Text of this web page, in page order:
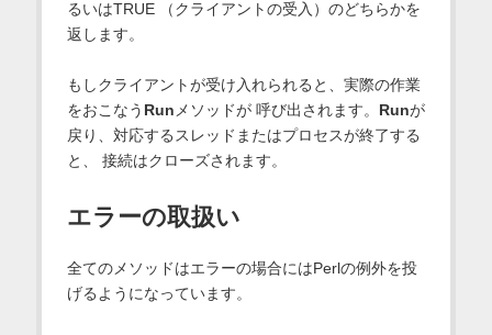
るいはTRUE （クライアントの受入）のどちらかを
返します。
もしクライアントが受け入れられると、実際の作業
をおこなう Run メソッドが 呼び出されます。 Runが
戻り、対応するスレッドまたはプロセスが終了する
と、 接続はクローズされます。
エラーの取扱い
全てのメソッドはエラーの場合にはPerlの例外を投
げるようになっています。